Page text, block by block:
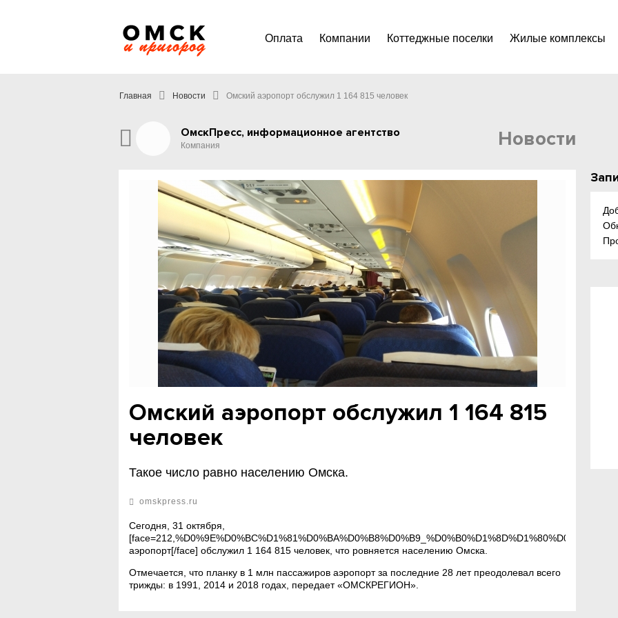
Оплата Компании Коттеджные поселки Жилые комплексы
Главная Новости Омский аэропорт обслужил 1 164 815 человек
ОмскПресс, информационное агентство
Компания Новости
Омский аэропорт обслужил 1 164 815
человек
Такое число равно населению Омска.
omskpress.ru
Сегодня, 31 октября,
аэропорт[/face] обслужил 1 164 815 человек, что ровняется населению Омска.
Отмечается, что планку в 1 млн пассажиров аэропорт за последние 28 лет преодолевал всего
трижды: в 1991, 2014 и 2018 годах, передает «ОМСКРЕГИОН».